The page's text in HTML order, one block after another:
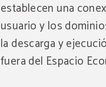
establecen una
usuario y los
la descarga y
fuera del Espacio